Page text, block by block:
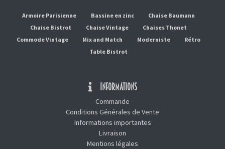
Armoire Parisienne Bassine en zinc
Chaise Baumann
Chaise Bistrot
Chaise Vintage
Chaises Thonet
Commode Vintage
Mix and Match Moderniste
Rétro
Table Bistrot
INFORMATIONS
Commande
Conditions Générales de Vente
Informations importantes
Livraison
Mentions légales